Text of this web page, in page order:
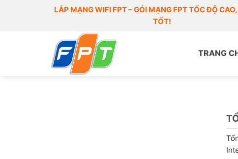
LẮP MẠNG WIFI FPT – GÓI MẠNG FPT TỐC ĐỘ
TỐT!
TRANG